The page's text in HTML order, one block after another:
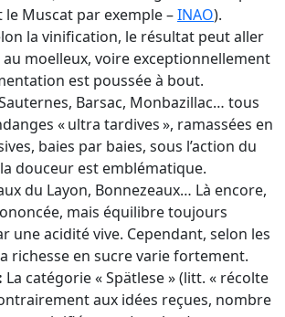
le Muscat par exemple –INAO).
la vinification, le résultat peut aller
moelleux, voire exceptionnellement
est poussée à bout.
Barsac, Monbazillac… tous
« ultra tardives », ramassées en
baies par baies, sous l’action du
douceur est emblématique.
du Layon, Bonnezeaux… Là encore,
mais équilibre toujours
une acidité vive. Cependant, selon les
richesse en sucre varie fortement.
La catégorie « Spätlese » (litt. « récolte
aux idées reçues, nombre